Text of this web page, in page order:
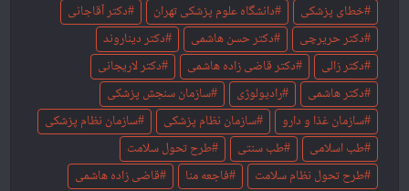
خطای پزشکی
دانشگاه علوم پزشکی تهران
دکتر آقاجانی
دکتر حریرچی
دکتر حسن هاشمی
دکتر دیناروند
دکتر زالی
دکتر قاضی زاده هاشمی
دکتر لاریجانی
دکتر هاشمی
رادیولوژی
سازمان سنجش پزشکی
سازمان غذا و دارو
سازمان نظام پزشكى
سازمان نظام پزشکی
طب اسلامی
طب سنتی
طرح تحول سلامت
طرح تحول نظام سلامت
فاجعه منا
قاضی زاده هاشمی